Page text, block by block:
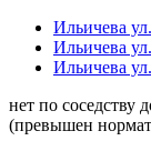
Ильичева
Ильичева
Ильичева
нет по соседству
(превышен